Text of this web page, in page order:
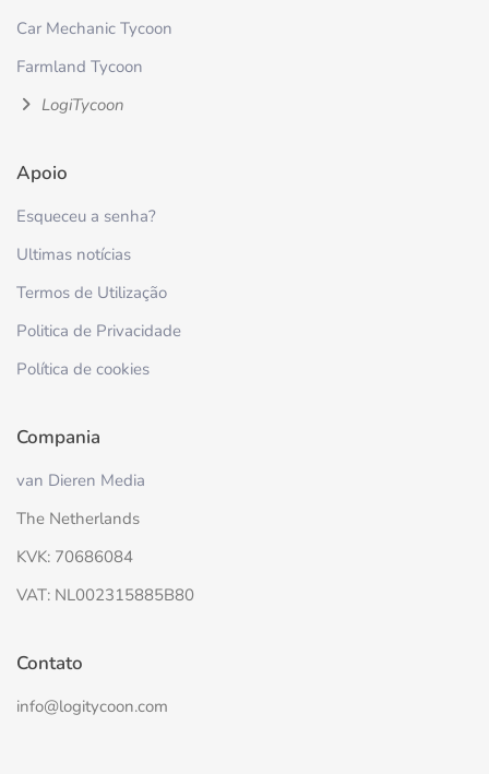
Car Mechanic Tycoon
Farmland Tycoon
LogiTycoon
Apoio
Esqueceu a senha?
Ultimas notícias
Termos de Utilização
Politica de Privacidade
Política de cookies
Compania
van Dieren Media
The Netherlands
KVK: 70686084
VAT: NL002315885B80
Contato
info@logitycoon.com